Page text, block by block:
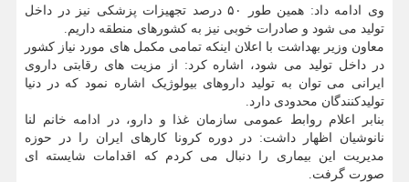
وی ادامه داد: همین طور ۵۰ درصد تجهیزات پزشکی نیز در داخل
تولید می شود و صادرات خوبی نیز به کشورهای منطقه داریم.
معاون وزیر بهداشت با اعلان اینکه تمامی مکمل های مورد نیاز کشور
در داخل تولید می شود، اشاره کرد: از مزیت های رقابتی داروی
ایرانی می توان به تولید داروهای بیولوژیک اشاره نمود که در دنیا
تولیدکنندگان محدودی دارد.
بنابر اعلام روابط عمومی سازمان غذا و دارو، در ادامه خانم لنا
نانوشیان اظهار داشت: در دوره کرونا کارهای ایران را در حوزه
مدیریت این بیماری را دنبال می کردم که اقدامات شایسته ای
صورت گرفت.